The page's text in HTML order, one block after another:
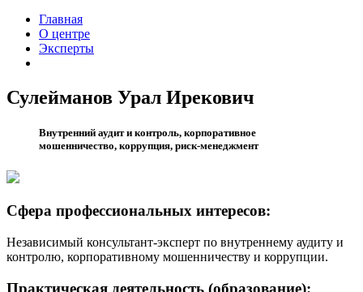
Главная
О центре
Эксперты
Сулейманов Урал Ирекович
Внутренний аудит и контроль, корпоративное
мошенничество, коррупция, риск-менеджмент
Сфера профессиональных интересов:
Независимый консультант-эксперт по внутреннему аудиту и
контролю, корпоративному мошенничеству и коррупции.
Практическая деятельность (образование):